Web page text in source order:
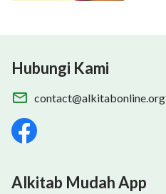
Hubungi Kami
contact@alkitabonline.org
Alkitab Mudah App